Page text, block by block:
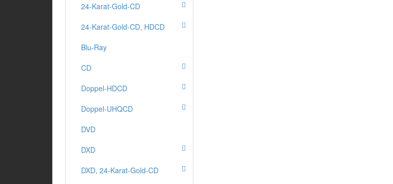
24-Karat-Gold-CD
24-Karat-Gold-CD, HDCD
Blu-Ray
CD
Doppel-HDCD
Doppel-UHQCD
DVD
DXD
DXD, 24-Karat-Gold-CD